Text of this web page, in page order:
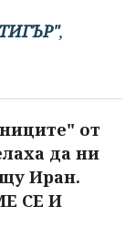
,
от
да ни
Иран.
СЕ И